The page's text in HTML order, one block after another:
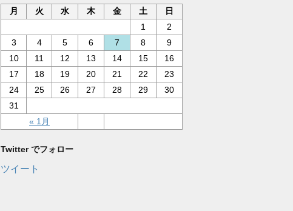
月
火 水 木 金 土 日
« 1月
1
2
3
4 5 6 7 8
9
10
11 12 13 14 15
16
17
18 19 20 21 22
23
24
25 26 27 28 29
30
31
Twitter でフォロー
ツイート